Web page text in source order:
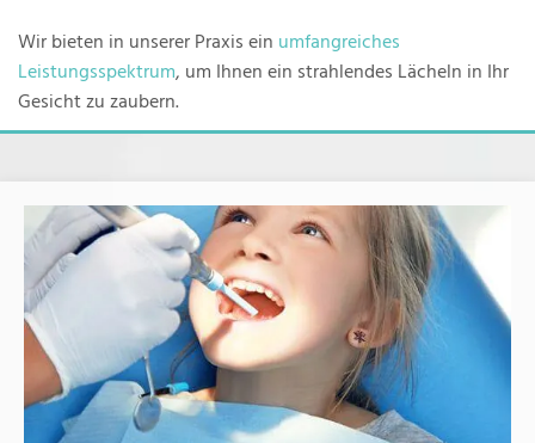
Wir bieten in unserer Praxis ein umfangreiches
Leistungsspektrum, um Ihnen ein strahlendes Lächeln in Ihr
Gesicht zu zaubern.